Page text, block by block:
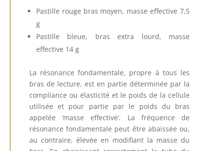
Pastille rouge bras moyen, masse effective 7,5
g
Pastille bleue, bras extra lourd, masse
effective 14 g
La résonance fondamentale, propre à tous les
bras de lecture, est en partie déterminée par la
compliance ou élasticité et le poids de la cellule
utilisée et pour partie par le poids du bras
appelée ‘masse effective’. La fréquence de
résonance fondamentale peut être abaissée ou,
au contraire, élevée en modifiant la masse du